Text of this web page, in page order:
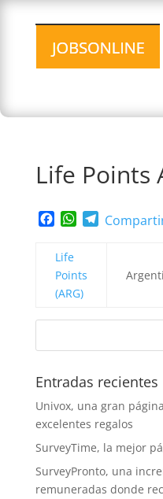
Life Points
Facebook
WhatsApp
Telegram
Life
Points
(ARG)
Entradas recientes
Univox, una gran
excelentes regalos
SurveyTime, la mejor
SurveyPronto, una
remuneradas donde